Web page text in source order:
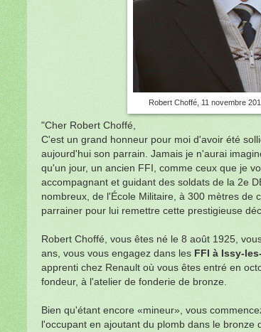
Robert Choffé, 11 novembre
"Cher Robert Choffé,
C'est un grand honneur pour moi d'avoir été
aujourd'hui son parrain. Jamais je n'aurai
qu'un jour, un ancien FFI, comme ceux que je
accompagnant et guidant des soldats de la 2e
nombreux, de l'École Militaire, à 300 mètres de
parrainer pour lui remettre cette prestigieuse
Robert Choffé, vous êtes né le 8 août 1925,
ans, vous vous engagez dans les FFI à Issy-
apprenti chez Renault où vous êtes entré en
fondeur, à l'atelier de fonderie de bronze.
Bien qu'étant encore «mineur», vous
l'occupant en ajoutant du plomb dans le bronze